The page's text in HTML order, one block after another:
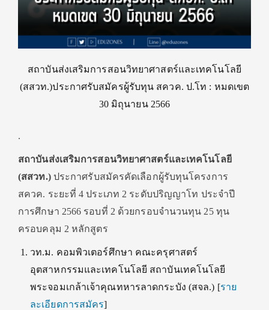
สถาบันส่งเสริมการสอนวิทยาศาสตร์และเทคโนโลยี
(สสวท.)ประกาศรับสมัครผู้รับทุน สควค. ป.โท : หมดเขต
30 มิถุนายน 2566
.
สถาบันส่งเสริมการสอนวิทยาศาสตร์และเทคโนโลยี
(สสวท.)ประกาศรับสมัครคัดเลือกผู้รับทุนโครงการ
สควค. ระยะที่ 4 ประเภท 2 ระดับปริญญาโท ประจำปี
การศึกษา 2566 รอบที่ 2 ด้วยกรอบจำนวนทุน 25 ทุน
ครอบคลุม 2 หลักสูตร
วท.ม. คอมพิวเตอร์ศึกษา คณะครุศาสตร์
อุตสาหกรรมและเทคโนโลยี สถาบันเทคโนโลยี
พระจอมเกล้าเจ้าคุณทหารลาดกระบัง (สจล.) [ราย
ละเอียดการสมัคร]